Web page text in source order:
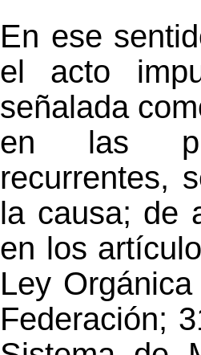
En ese
el acto
señalada
en las
recurrentes,
la causa; de
en los
Ley
Federación;